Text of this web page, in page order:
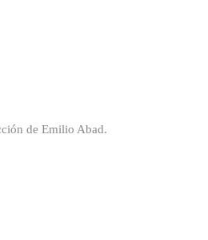
de Emilio Abad.